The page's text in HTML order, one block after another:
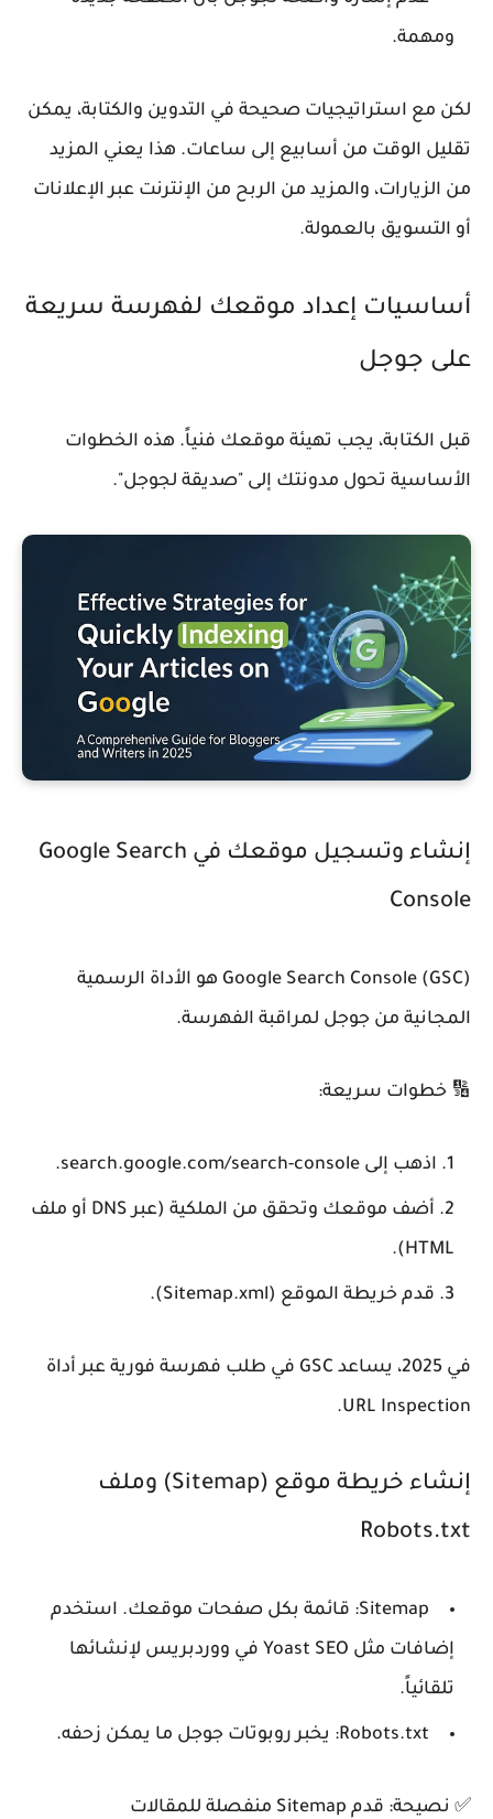
ومهمة.
لكن مع استراتيجيات صحيحة في التدوين والكتابة، يمكن
تقليل الوقت من أسابيع إلى ساعات. هذا يعني المزيد
من الزيارات، والمزيد من الربح من الإنترنت عبر الإعلانات
أو التسويق بالعمولة.
أساسيات إعداد موقعك لفهرسة سريعة
على جوجل
قبل الكتابة، يجب تهيئة موقعك فنياً. هذه الخطوات
الأساسية تحول مدونتك إلى "صديقة لجوجل".
إنشاء وتسجيل موقعك في Google Search
Console
Google Search Console (GSC) هو الأداة الرسمية
المجانية من جوجل لمراقبة الفهرسة.
🔢 خطوات سريعة:
اذهب إلى search.google.com/search-console.
أضف موقعك وتحقق من الملكية (عبر DNS أو ملف
HTML).
قدم خريطة الموقع (Sitemap.xml).
في 2025، يساعد GSC في طلب فهرسة فورية عبر أداة
URL Inspection.
إنشاء خريطة موقع (Sitemap) وملف
Robots.txt
Sitemap: قائمة بكل صفحات موقعك. استخدم
إضافات مثل Yoast SEO في ووردبريس لإنشائها
تلقائياً.
Robots.txt: يخبر روبوتات جوجل ما يمكن زحفه.
✅ نصيحة: قدم Sitemap منفصلة للمقالات